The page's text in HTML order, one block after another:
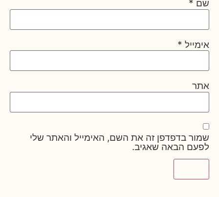
שם *
אימייל *
אתר
שמור בדפדפן זה את השם, האימייל והאתר שלי
לפעם הבאה שאגיב.